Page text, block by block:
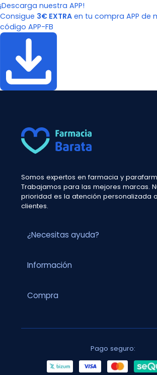
¡Descarga nuestra APP!
Consigue 3€ EXTRA en tu compra APP de
código APP-FB
Somos expertos en farmacia y
Trabajamos para las mejores marcas.
prioridad es la atención personalizada
clientes.
¿Necesitas ayuda?
Información
Compra
Pago seguro: